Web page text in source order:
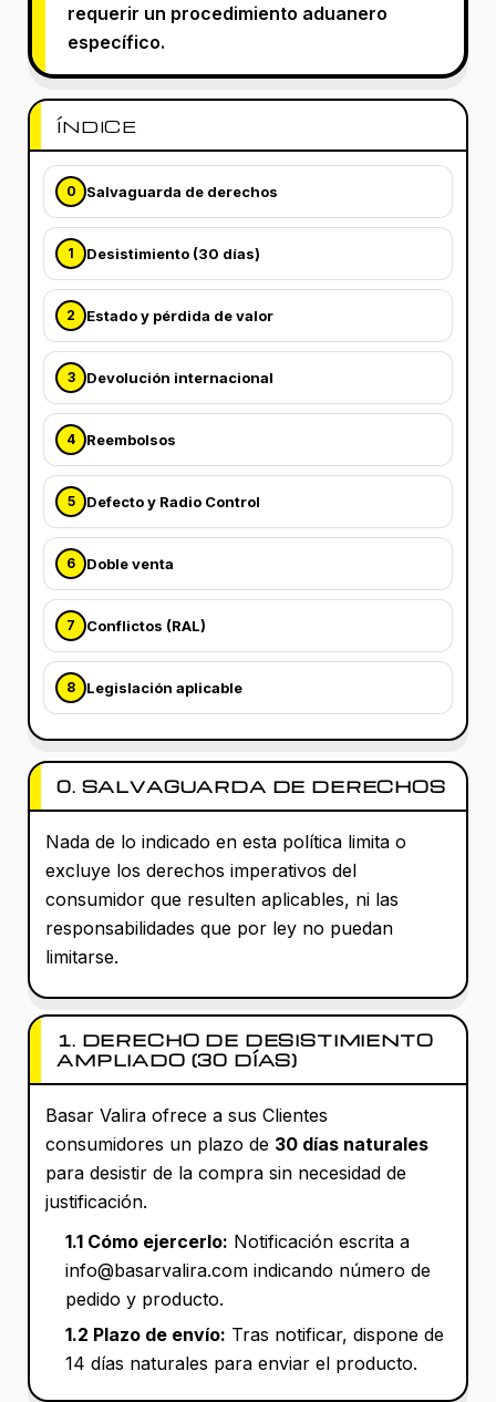
requerir un procedimiento aduanero
específico.
ÍNDICE
0 Salvaguarda de derechos
1 Desistimiento (30 días)
2 Estado y pérdida de valor
3 Devolución internacional
4 Reembolsos
5 Defecto y Radio Control
6 Doble venta
7 Conflictos (RAL)
8 Legislación aplicable
0. SALVAGUARDA DE DERECHOS
Nada de lo indicado en esta política limita o
excluye los derechos imperativos del
consumidor que resulten aplicables, ni las
responsabilidades que por ley no puedan
limitarse.
1. DERECHO DE DESISTIMIENTO
AMPLIADO (30 DÍAS)
Basar Valira ofrece a sus Clientes
consumidores un plazo de 30 días naturales
para desistir de la compra sin necesidad de
justificación.
1.1 Cómo ejercerlo: Notificación escrita a
info@basarvalira.com indicando número de
pedido y producto.
1.2 Plazo de envío: Tras notificar, dispone de
14 días naturales para enviar el producto.